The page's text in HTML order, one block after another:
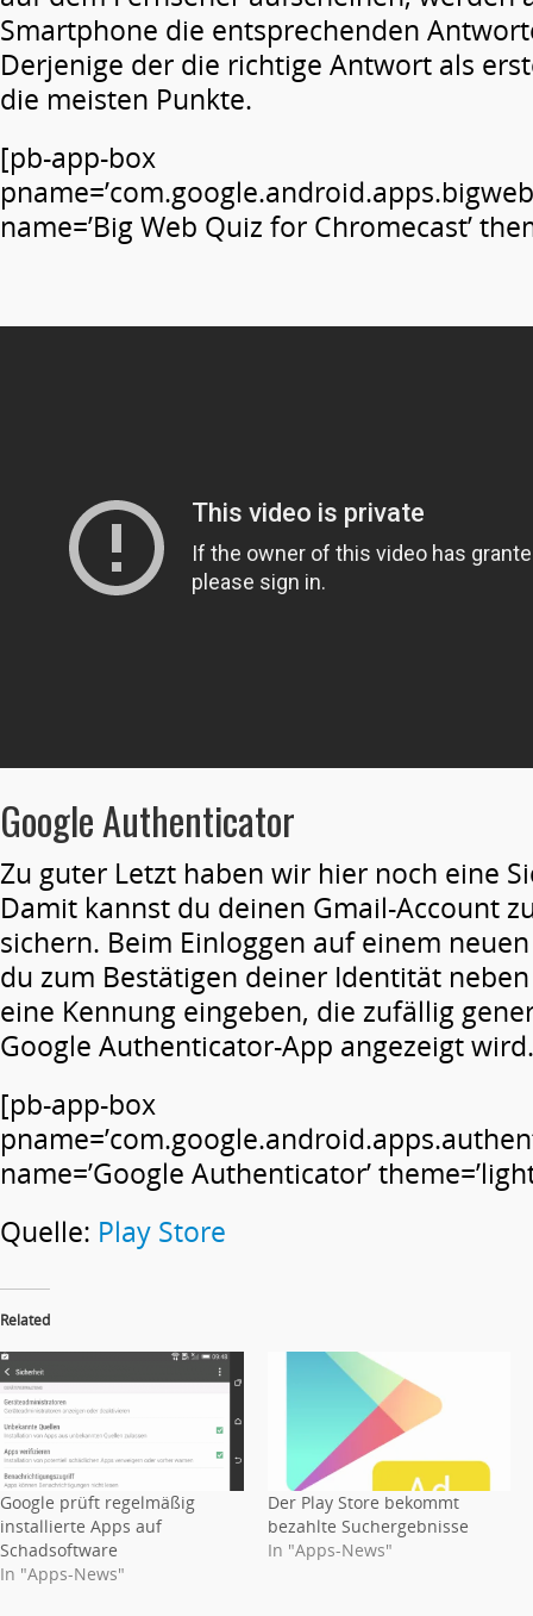
Smartphone die entsprechenden
Derjenige der die richtige Antwort als
die meisten Punkte.
[pb-app-box
name=’Big Web Quiz for Chromecast’
Google Authenticator
Zu guter Letzt haben wir hier noch eine
Damit kannst du deinen Gmail-Account
sichern. Beim Einloggen auf einem
du zum Bestätigen deiner Identität
eine Kennung eingeben, die zufällig
Google Authenticator-App angezeigt wird.
[pb-app-box
name=’Google Authenticator’
Quelle: Play Store
Related
Google prüft regelmäßig
installierte Apps auf
Schadsoftware
In "Apps-News"
Der Play Store bekommt
bezahlte Suchergebnisse
In "Apps-News"